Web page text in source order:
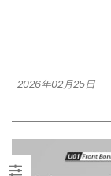
-2026年02月25日